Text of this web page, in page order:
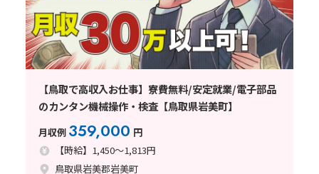
【鳥取で高収入お仕事】寮費無料/安定就業/電子部品
のカンタン機械操作・検査【鳥取県岩美町】
月収例 359,000 円
【時給】1,450～1,813円
鳥取県岩美郡岩美町